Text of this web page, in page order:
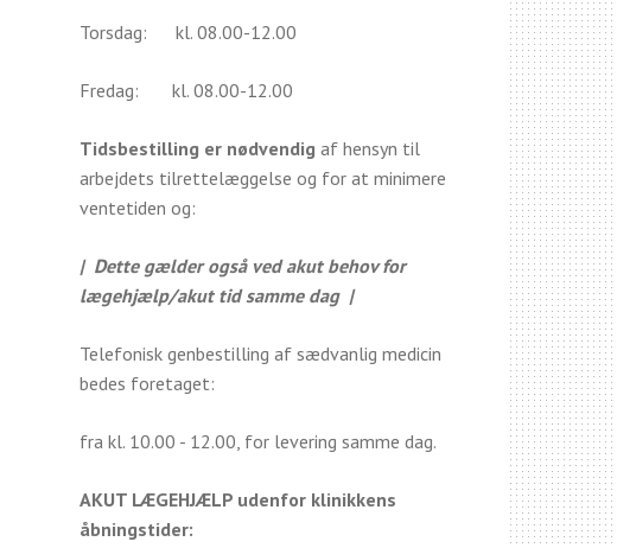
Torsdag: kl. 08.00-12.00
Fredag: kl. 08.00-12.00
Tidsbestilling er nødvendigaf hensyn til
arbejdets tilrettelæggelse og for at minimere
ventetiden og:
| Dette gælder også ved akut behov for
lægehjælp/akut tid samme dag |
Telefonisk genbestilling af sædvanlig medicin
bedes foretaget:
fra kl. 10.00 - 12.00, for levering samme dag.
AKUT LÆGEHJÆLP udenfor klinikkens
åbningstider: